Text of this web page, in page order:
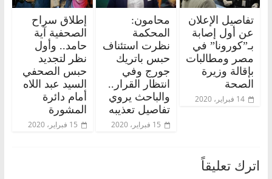
تفاصيل الإعلان
عن أول إصابة
بـ”كورونا” في
مصر ومطالبات
بإقالة وزيرة
الصحة
14 فبراير، 2020
محامون:
المحكمة
نظرت استئناف
حبس باتريك
جورج وفي
انتظار القرار..
والباحث يروي
تفاصيل تعذيبه
15 فبراير، 2020
إطلاق سراح
الصحفية آية
حامد.. وأول
نظر لتجديد
حبس الصحفي
السيد عبد اللاه
أمام دائرة
المشورة
15 فبراير، 2020
اترك تعليقاً